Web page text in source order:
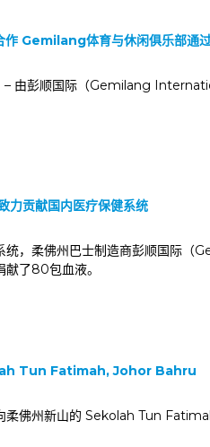
Gemilang体育与休闲俱乐部通
– 由彭顺国际（Gemilang
力贡献国内医疗保健系统
统，柔佛州巴士制造商彭顺国际
了80包血液。
Tun Fatimah, Johor Bahru
柔佛州新山的 Sekolah Tun